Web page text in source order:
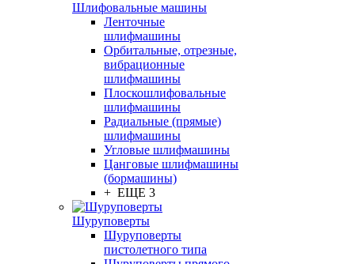
Шлифовальные машины
Ленточные
шлифмашины
Орбитальные, отрезные,
вибрационные
шлифмашины
Плоскошлифовальные
шлифмашины
Радиальные (прямые)
шлифмашины
Угловые шлифмашины
Цанговые шлифмашины
(бормашины)
+ ЕЩЕ 3
Шуруповерты
Шуруповерты
пистолетного типа